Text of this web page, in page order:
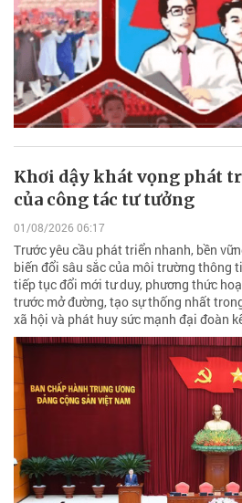
Khơi dậy khát vọng phát
của công tác tư tưởng
01/08/2026 06:17
Trước yêu cầu phát triển nhanh, bền
biến đổi sâu sắc của môi trường thông
tiếp tục đổi mới tư duy, phương thức
trước mở đường, tạo sự thống nhất
xã hội và phát huy sức mạnh đại đoàn